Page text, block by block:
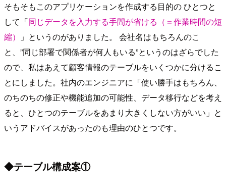
そもそもこのアプリケーションを作成する目的の ひとつと
して「同じデータを入力する手間が省ける（＝作業時間の短
縮）
」というのがありました。 会社名はもちろんのこ
と、”同じ部署で関係者が何人もいる”というのはざらでした
ので、私はあえて顧客情報のテーブルをいくつかに分けるこ
とにしました。社内のエンジニアに「使い勝手はもちろん、
のちのちの修正や機能追加の可能性、データ移行などを考え
ると、ひとつのテーブルをあまり大きくしない方がいい」と
いうアドバイスがあったのも理由のひとつです。
◆テーブル構成案①